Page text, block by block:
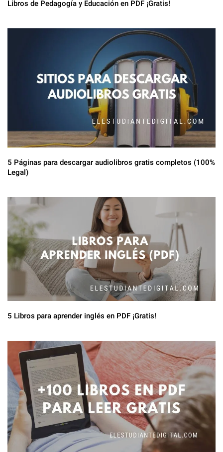
Libros de Pedagogía y Educación en PDF ¡Gratis!
5 Páginas para descargar audiolibros gratis completos (100%
Legal)
5 Libros para aprender inglés en PDF ¡Gratis!